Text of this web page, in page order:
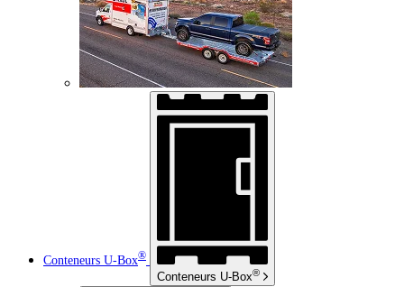
Conteneurs U-Box®
Conteneurs U-Box®